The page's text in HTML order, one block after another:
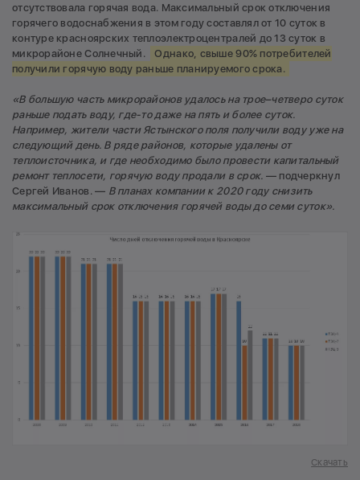
отсутствовала горячая вода. Максимальный срок отключения
горячего водоснабжения в этом году составлял от 10 суток в
контуре красноярских теплоэлектроцентралей до 13 суток в
микрорайоне Солнечный.
Однако, свыше 90% потребителей
получили горячую воду раньше планируемого срока.
«В большую часть микрорайонов удалось на трое–четверо суток
раньше подать воду, где-то даже на пять и более суток.
Например, жители части Ястынского поля получили воду уже на
следующий день. В ряде районов, которые удалены от
теплоисточника, и где необходимо было провести капитальный
ремонт теплосети, горячую воду продали в срок. — подчеркнул
Сергей Иванов. — В планах компании к 2020 году снизить
максимальный срок отключения горячей воды до семи суток».
Скачать